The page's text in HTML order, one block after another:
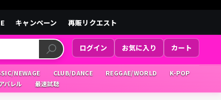
キャンペーン 再販リクエスト
ログイン お気に入り カート
NEWAGE CLUB/DANCE REGGAE/WORLD
K-POP
パレル 最速試聴